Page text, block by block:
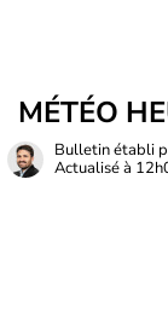
MÉTÉO
Bulletin établi
Actualisé à